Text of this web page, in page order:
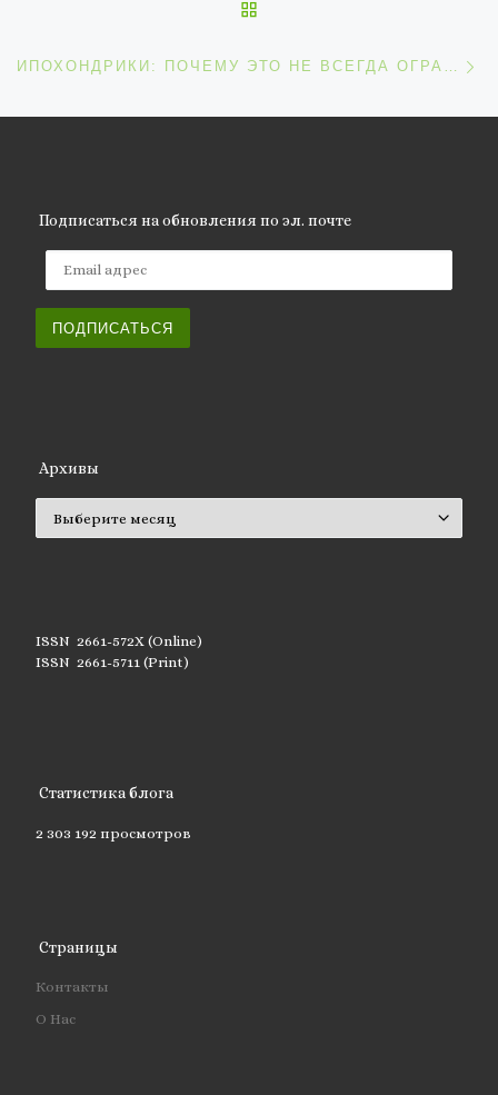
ИПОХОНДРИКИ: ПОЧЕМУ ЭТО НЕ ВСЕГДА ОГРАНИЧИВАЕТСЯ УМОМ
Подписаться на обновления по эл. почте
ПОДПИСАТЬСЯ
Архивы
ISSN 2661-572X (Online)
ISSN 2661-5711 (Print)
Статистика блога
2 303 192 просмотров
Страницы
Контакты
О Нас